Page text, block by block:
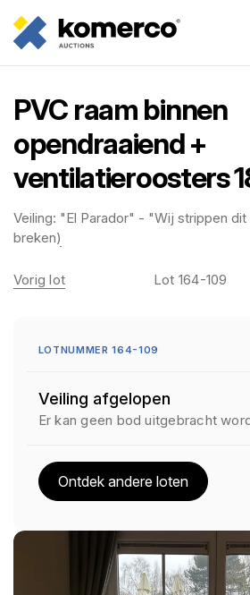
PVC raam binnen
opendraaiend +
ventilatieroosters
Veiling: "El Parador" - "Wij strippen
breken)
Vorig lot Lot 164-109
LOTNUMMER 164-109
Veiling afgelopen
Er kan geen bod uitgebracht
Ontdek andere loten